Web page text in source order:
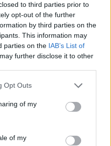
to third parties prior to
opt-out of the further
by third parties on the
This information may
parties on the IAB’s List of
further disclose it to other
Opt Outs
of my
of my
→